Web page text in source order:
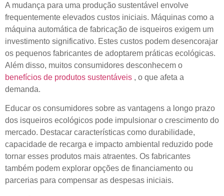
A mudança para uma produção sustentável envolve
frequentemente elevados custos iniciais. Máquinas como a
máquina automática de fabricação de isqueiros exigem um
investimento significativo. Estes custos podem desencorajar
os pequenos fabricantes de adoptarem práticas ecológicas.
Além disso, muitos consumidores desconhecem o
benefícios de produtos sustentáveis , o que afeta a
demanda.
Educar os consumidores sobre as vantagens a longo prazo
dos isqueiros ecológicos pode impulsionar o crescimento do
mercado. Destacar características como durabilidade,
capacidade de recarga e impacto ambiental reduzido pode
tornar esses produtos mais atraentes. Os fabricantes
também podem explorar opções de financiamento ou
parcerias para compensar as despesas iniciais.